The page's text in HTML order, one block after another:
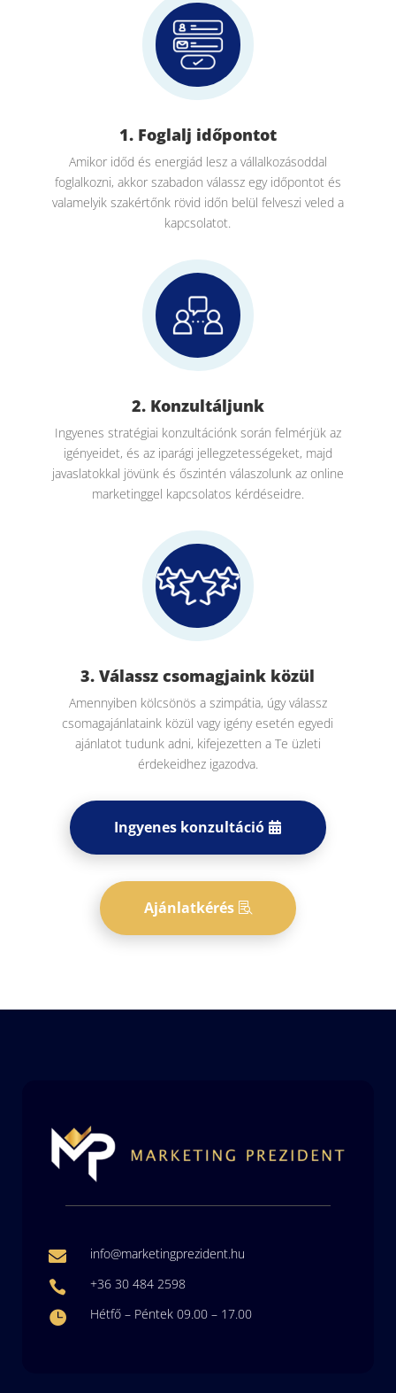
1. Foglalj időpontot
Amikor időd és energiád lesz a vállalkozásoddal
foglalkozni, akkor szabadon válassz egy időpontot és
valamelyik szakértőnk rövid időn belül felveszi veled a
kapcsolatot.
2. Konzultáljunk
Ingyenes stratégiai konzultációnk során felmérjük az
igényeidet, és az iparági jellegzetességeket, majd
javaslatokkal jövünk és őszintén válaszolunk az online
marketinggel kapcsolatos kérdéseidre.
3. Válassz csomagjaink közül
Amennyiben kölcsönös a szimpátia, úgy válassz
csomagajánlataink közül vagy igény esetén egyedi
ajánlatot tudunk adni, kifejezetten a Te üzleti
érdekeidhez igazodva.
Ingyenes konzultáció
Ajánlatkérés
 info@marketingprezident.hu
 +36 30 484 2598
 Hétfő – Péntek 09.00 – 17.00